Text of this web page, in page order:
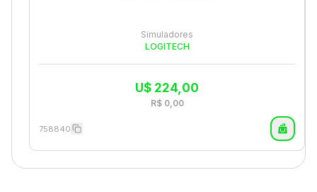
Simuladores
LOGITECH
U$ 224,00
R$ 0,00
758840